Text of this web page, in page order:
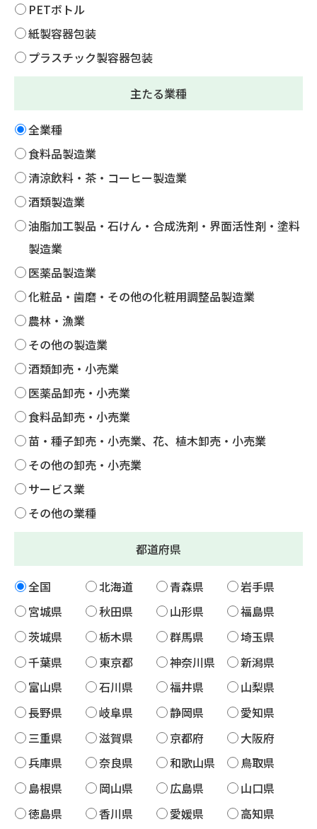
PETボトル
紙製容器包装
プラスチック製容器包装
主たる業種
全業種
食料品製造業
清涼飲料・茶・コーヒー製造業
酒類製造業
油脂加工製品・石けん・合成洗剤・界面活性剤・塗料
製造業
医薬品製造業
化粧品・歯磨・その他の化粧用調整品製造業
農林・漁業
その他の製造業
酒類卸売・小売業
医薬品卸売・小売業
食料品卸売・小売業
苗・種子卸売・小売業、花、植木卸売・小売業
その他の卸売・小売業
サービス業
その他の業種
都道府県
全国 北海道 青森県
岩手県
宮城県
秋田県 山形県
福島県
茨城県
栃木県 群馬県
埼玉県
千葉県
東京都 神奈川県
新潟県
富山県
石川県 福井県
山梨県
長野県
岐阜県 静岡県
愛知県
三重県
滋賀県 京都府
大阪府
兵庫県
奈良県 和歌山県
鳥取県
島根県
岡山県 広島県
山口県
徳島県
香川県 愛媛県
高知県